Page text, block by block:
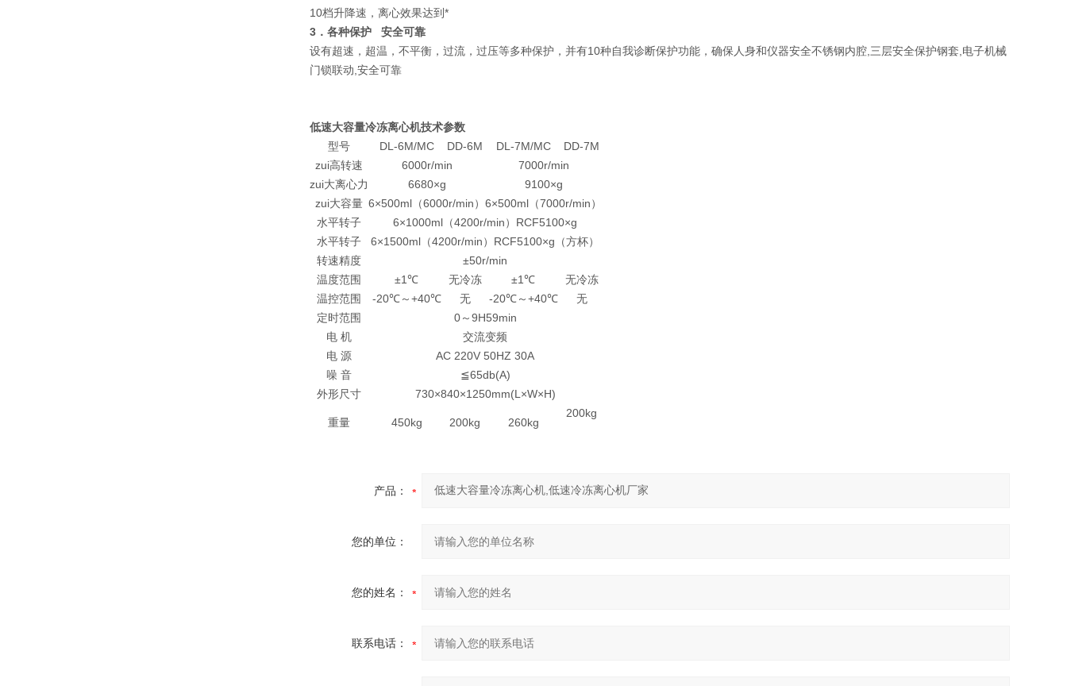
10档升降速，离心效果达到*
3 ．各种保护 安全可靠
设有超速，超温，不平衡，过流，过压等多种保护，并有10种自我诊断保护功能，确保人身和仪器安全不锈钢内腔,三层安全保护钢套,电子机械
门锁联动,安全可靠
低速大容量冷冻离心机技术参数
型号
DL-6M/MC DD-6M DL-7M/MC
DD-7M
zui高转速
6000r/min
7000r/min
zui大离心力
6680×g
9100×g
zui大容量 6×500ml（6000r/min） 6×500ml（7000r/min）
水平转子
6×1000ml（4200r/min）RCF5100×g
水平转子
6×1500ml（4200r/min）RCF5100×g（方杯）
转速精度
±50r/min
温度范围
±1℃ 无冷冻 ±1℃
无冷冻
温控范围
-20℃～+40℃ 无 -20℃～+40℃
无
定时范围
0～9H59min
电 机
交流变频
电 源
AC 220V 50HZ 30A
噪 音
≦65db(A)
外形尺寸
730×840×1250mm(L×W×H)
重量 450kg 200kg 260kg
200kg
产品：
您的单位：
您的姓名：
联系电话：